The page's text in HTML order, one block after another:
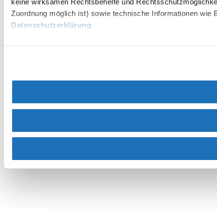
keine wirksamen Rechtsbehelfe und
Zuordnung möglich ist) sowie technische Informationen
Datenschutzerklärung.